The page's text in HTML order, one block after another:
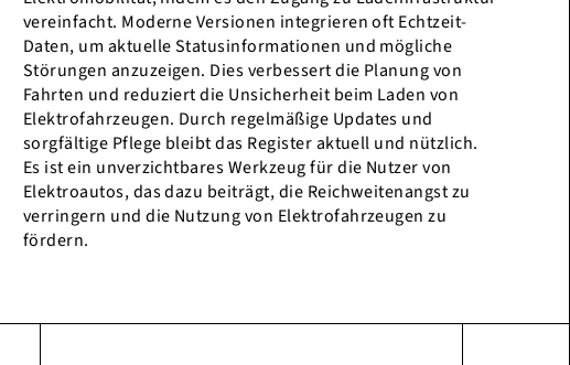
vereinfacht. Moderne Versionen integrieren oft Echtzeit-
Daten, um aktuelle Statusinformationen und mögliche
Störungen anzuzeigen. Dies verbessert die Planung von
Fahrten und reduziert die Unsicherheit beim Laden von
Elektrofahrzeugen. Durch regelmäßige Updates und
sorgfältige Pflege bleibt das Register aktuell und nützlich.
Es ist ein unverzichtbares Werkzeug für die Nutzer von
Elektroautos, das dazu beiträgt, die Reichweitenangst zu
verringern und die Nutzung von Elektrofahrzeugen zu
fördern.